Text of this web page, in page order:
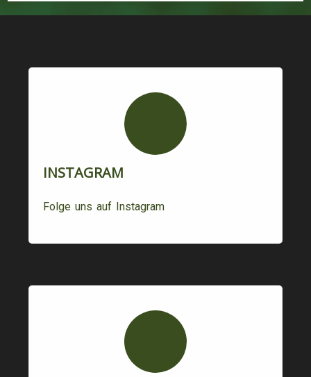
INSTAGRAM
Folge uns auf Instagram